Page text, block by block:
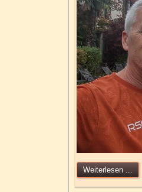
Weiterlesen ...